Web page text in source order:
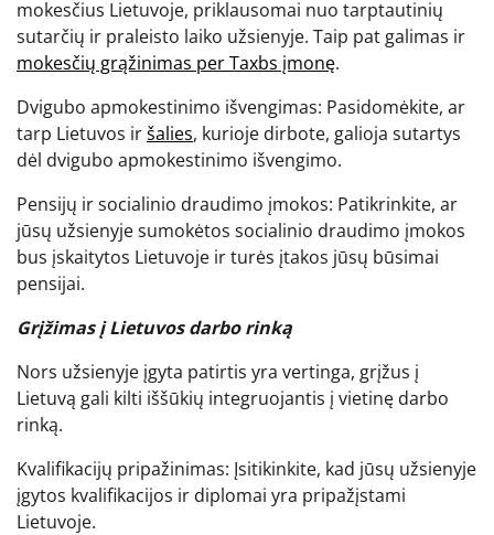
mokesčius Lietuvoje, priklausomai nuo tarptautinių
sutarčių ir praleisto laiko užsienyje. Taip pat galimas ir
mokesčių grąžinimas per Taxbs įmonę.
Dvigubo apmokestinimo išvengimas: Pasidomėkite, ar
tarp Lietuvos iršalies, kurioje dirbote, galioja sutartys
dėl dvigubo apmokestinimo išvengimo.
Pensijų ir socialinio draudimo įmokos: Patikrinkite, ar
jūsų užsienyje sumokėtos socialinio draudimo įmokos
bus įskaitytos Lietuvoje ir turės įtakos jūsų būsimai
pensijai.
Grįžimas į Lietuvos darbo rinką
Nors užsienyje įgyta patirtis yra vertinga, grįžus į
Lietuvą gali kilti iššūkių integruojantis į vietinę darbo
rinką.
Kvalifikacijų pripažinimas: Įsitikinkite, kad jūsų užsienyje
įgytos kvalifikacijos ir diplomai yra pripažįstami
Lietuvoje.